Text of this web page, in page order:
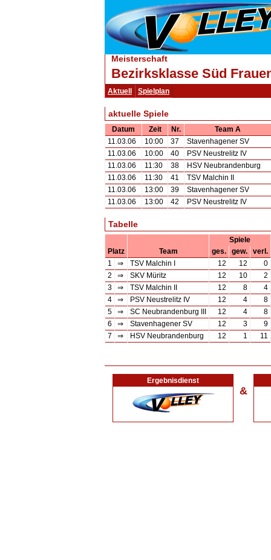
Meisterschaft
Bezirksklasse Süd
Aktuell Spielplan
aktuelle Spiele
Datum Zeit Nr.
Team A
11.03.06
10:00 37
Stavenhagener SV
11.03.06
10:00 40
PSV Neustrelitz IV
11.03.06
11:30 38
HSV Neubrandenburg
11.03.06
11:30 41
TSV Malchin II
11.03.06
13:00 39
Stavenhagener SV
11.03.06
13:00 42 PSV Neustrelitz IV
Tabelle
Spiele
Platz
Team ges. gew.
verl.
1
⇒ TSV Malchin I 12 12
0
2
⇒ SKV Müritz 12 10
2
3
⇒ TSV Malchin II 12 8
4
4
⇒ PSV Neustrelitz IV 12 4
8
5
⇒ SC Neubrandenburg III 12 4
8
6
⇒ Stavenhagener SV 12 3
9
7
⇒ HSV Neubrandenburg 12 1 11
Ergebnisdienst
&